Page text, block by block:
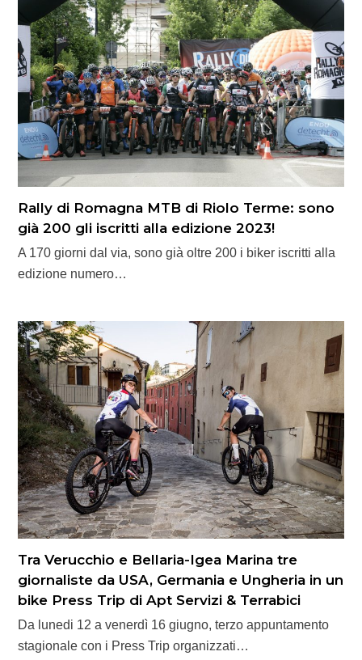
Rally di Romagna MTB di Riolo Terme: sono
già 200 gli iscritti alla edizione 2023!
A 170 giorni dal via, sono già oltre 200 i biker iscritti alla
edizione numero…
Tra Verucchio e Bellaria-Igea Marina tre
giornaliste da USA, Germania e Ungheria in un
bike Press Trip di Apt Servizi & Terrabici
Da lunedi 12 a venerdì 16 giugno, terzo appuntamento
stagionale con i Press Trip organizzati…